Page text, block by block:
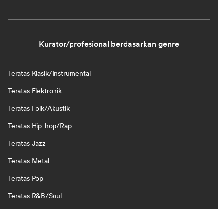
Kurator/profesional berdasarkan genre
Teratas Klasik/Instrumental
Teratas Elektronik
Teratas Folk/Akustik
Teratas Hip-hop/Rap
Teratas Jazz
Teratas Metal
Teratas Pop
Teratas R&B/Soul